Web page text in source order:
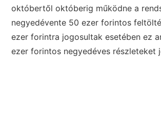
októbertől októberig működne a
negyedévente 50 ezer forintos
ezer forintra jogosultak esetében ez
ezer forintos negyedéves részleteket